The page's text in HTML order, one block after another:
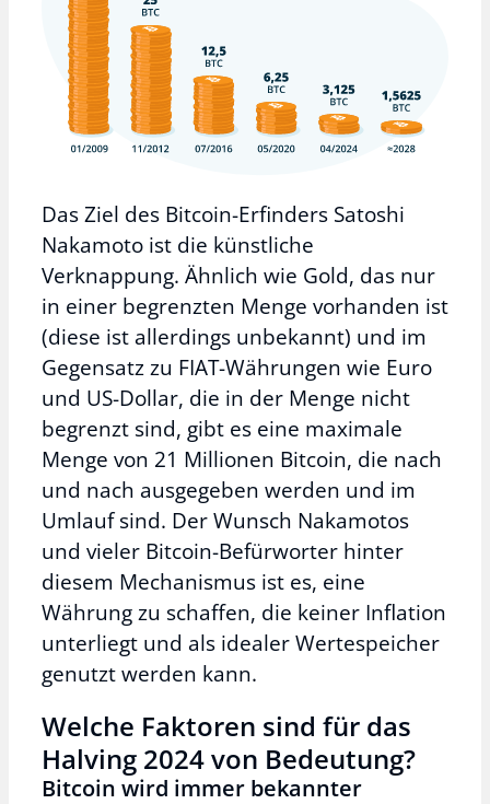
Das Ziel des Bitcoin-Erfinders Satoshi
Nakamoto ist die künstliche
Verknappung. Ähnlich wie Gold, das nur
in einer begrenzten Menge vorhanden ist
(diese ist allerdings unbekannt) und im
Gegensatz zu FIAT-Währungen wie Euro
und US-Dollar, die in der Menge nicht
begrenzt sind, gibt es eine maximale
Menge von 21 Millionen Bitcoin, die nach
und nach ausgegeben werden und im
Umlauf sind. Der Wunsch Nakamotos
und vieler Bitcoin-Befürworter hinter
diesem Mechanismus ist es, eine
Währung zu schaffen, die keiner Inflation
unterliegt und als idealer Wertespeicher
genutzt werden kann.
Welche Faktoren sind für das
Halving 2024 von Bedeutung?
Bitcoin wird immer bekannter